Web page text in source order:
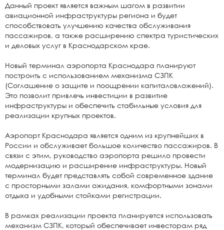
Данный проект является важным шагом в развитии
авиационной инфраструктуры региона и будет
способствовать улучшению качества обслуживания
пассажиров, а также расширению спектра туристических
и деловых услуг в Краснодарском крае.
Новый терминал аэропорта Краснодара планируют
построить с использованием механизма СЗПК
(Соглашение о защите и поощрении капиталовложений).
Это позволит привлечь инвестиции в развитие
инфраструктуры и обеспечить стабильные условия для
реализации крупных проектов.
Аэропорт Краснодара является одним из крупнейших в
России и обслуживает большое количество пассажиров. В
связи с этим, руководство аэропорта решило провести
модернизацию и расширение инфраструктуры. Новый
терминал будет представлять собой современное здание
с просторными залами ожидания, комфортными зонами
отдыха и удобными стойками регистрации.
В рамках реализации проекта планируется использовать
механизм СЗПК, который обеспечивает инвесторам ряд